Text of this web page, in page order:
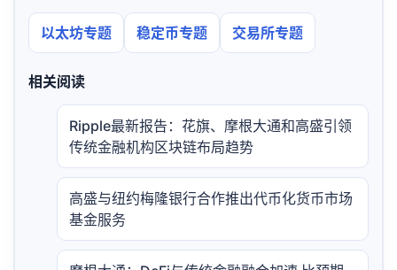
以太坊专题 稳定币专题 交易所专题
相关阅读
Ripple最新报告：花旗、摩根大通和高盛引领
传统金融机构区块链布局趋势
高盛与纽约梅隆银行合作推出代币化货币市场
基金服务